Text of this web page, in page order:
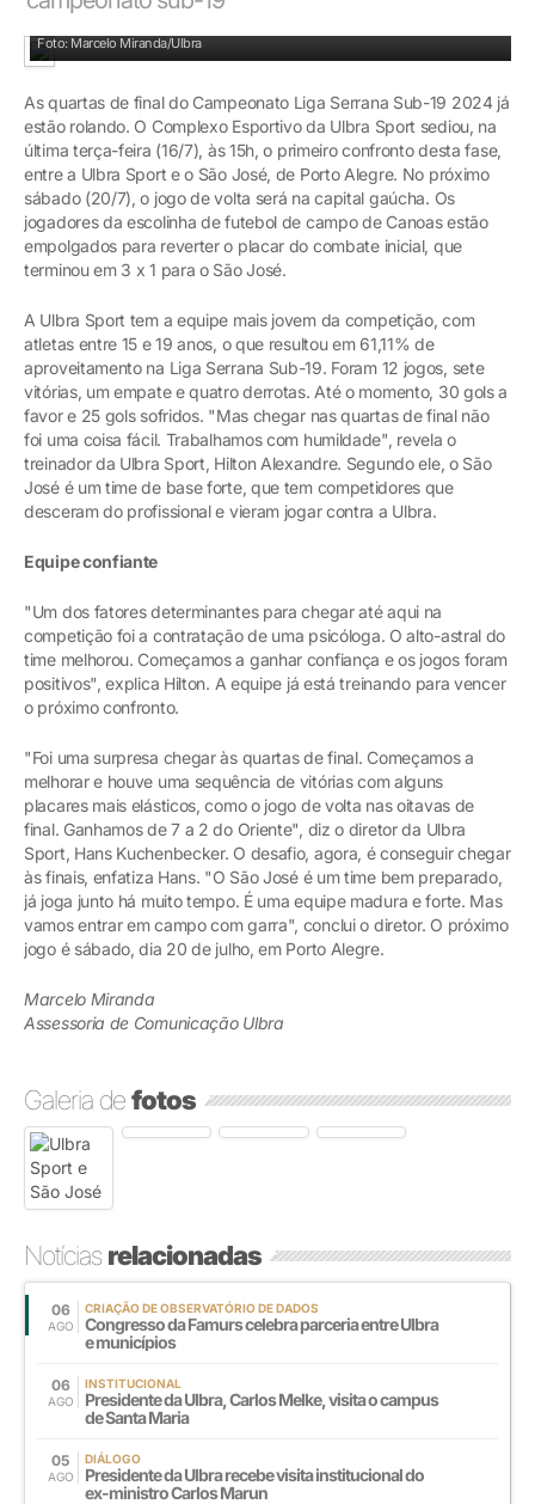
Foto: Marcelo Miranda/Ulbra
As quartas de final do Campeonato Liga Serrana Sub-19 2024 já
estão rolando. O Complexo Esportivo da Ulbra Sport sediou, na
última terça-feira (16/7), às 15h, o primeiro confronto desta fase,
entre a Ulbra Sport e o São José, de Porto Alegre. No próximo
sábado (20/7), o jogo de volta será na capital gaúcha. Os
jogadores da escolinha de futebol de campo de Canoas estão
empolgados para reverter o placar do combate inicial, que
terminou em 3 x 1 para o São José.
A Ulbra Sport tem a equipe mais jovem da competição, com
atletas entre 15 e 19 anos, o que resultou em 61,11% de
aproveitamento na Liga Serrana Sub-19. Foram 12 jogos, sete
vitórias, um empate e quatro derrotas. Até o momento, 30 gols a
favor e 25 gols sofridos. "Mas chegar nas quartas de final não
foi uma coisa fácil. Trabalhamos com humildade", revela o
treinador da Ulbra Sport, Hilton Alexandre. Segundo ele, o São
José é um time de base forte, que tem competidores que
desceram do profissional e vieram jogar contra a Ulbra.
Equipe confiante
"Um dos fatores determinantes para chegar até aqui na
competição foi a contratação de uma psicóloga. O alto-astral do
time melhorou. Começamos a ganhar confiança e os jogos foram
positivos", explica Hilton. A equipe já está treinando para vencer
o próximo confronto.
"Foi uma surpresa chegar às quartas de final. Começamos a
melhorar e houve uma sequência de vitórias com alguns
placares mais elásticos, como o jogo de volta nas oitavas de
final. Ganhamos de 7 a 2 do Oriente", diz o diretor da Ulbra
Sport, Hans Kuchenbecker. O desafio, agora, é conseguir chegar
às finais, enfatiza Hans. "O São José é um time bem preparado,
já joga junto há muito tempo. É uma equipe madura e forte. Mas
vamos entrar em campo com garra", conclui o diretor. O próximo
jogo é sábado, dia 20 de julho, em Porto Alegre.
Marcelo Miranda
Assessoria de Comunicação Ulbra
Galeria defotos
Notíciasrelacionadas
06
AGO
CRIAÇÃO DE OBSERVATÓRIO DE DADOS
Congresso da Famurs celebra parceria entre Ulbra
e municípios
06
AGO
INSTITUCIONAL
Presidente da Ulbra, Carlos Melke, visita o campus
de Santa Maria
05
AGO
DIÁLOGO
Presidente da Ulbra recebe visita institucional do
ex-ministro Carlos Marun